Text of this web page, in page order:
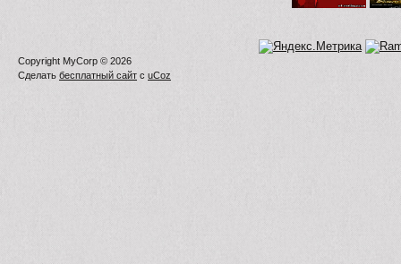
Copyright MyCorp © 2026
Сделать бесплатный сайт с uCoz